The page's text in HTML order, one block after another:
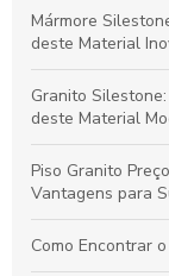
Mármore
deste Material
Granito
deste Material
Piso Granito
Vantagens para
Como Encontrar